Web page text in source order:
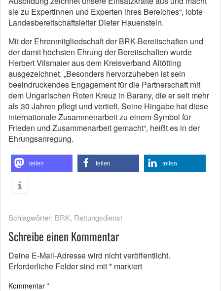
sie zu Expertinnen und Experten ihres Bereiches“, lobte
Landesbereitschaftsleiter Dieter Hauenstein.
Mit der Ehrenmitgliedschaft der BRK-Bereitschaften und
der damit höchsten Ehrung der Bereitschaften wurde
Herbert Vilsmaier aus dem Kreisverband Altötting
ausgezeichnet. „Besonders hervorzuheben ist sein
beeindruckendes Engagement für die Partnerschaft mit
dem Ungarischen Roten Kreuz in Barany, die er seit mehr
als 30 Jahren pflegt und vertieft. Seine Hingabe hat diese
internationale Zusammenarbeit zu einem Symbol für
Frieden und Zusammenarbeit gemacht“, heißt es in der
Ehrungsanregung.
teilen teilen teilen
Schlagwörter: BRK, Rettungsdienst
Schreibe einen Kommentar
Deine E-Mail-Adresse wird nicht veröffentlicht.
Erforderliche Felder sind mit* markiert
Kommentar *